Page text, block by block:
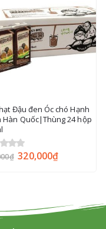
Đậu đen Óc chó Hạnh
Hàn Quốc|Thùng 24 hộp
5 ₫ 320,000₫